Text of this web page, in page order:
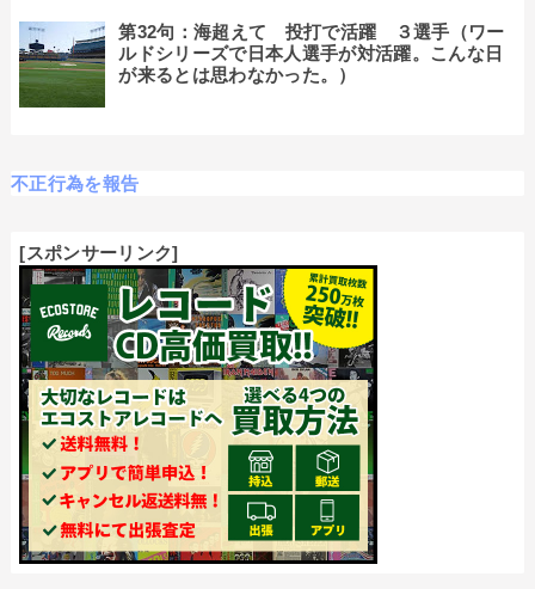
第32句：海超えて 投打で活躍 ３選手（ワー
ルドシリーズで日本人選手が対活躍。こんな日
が来るとは思わなかった。）
不正行為を報告
[スポンサーリンク]